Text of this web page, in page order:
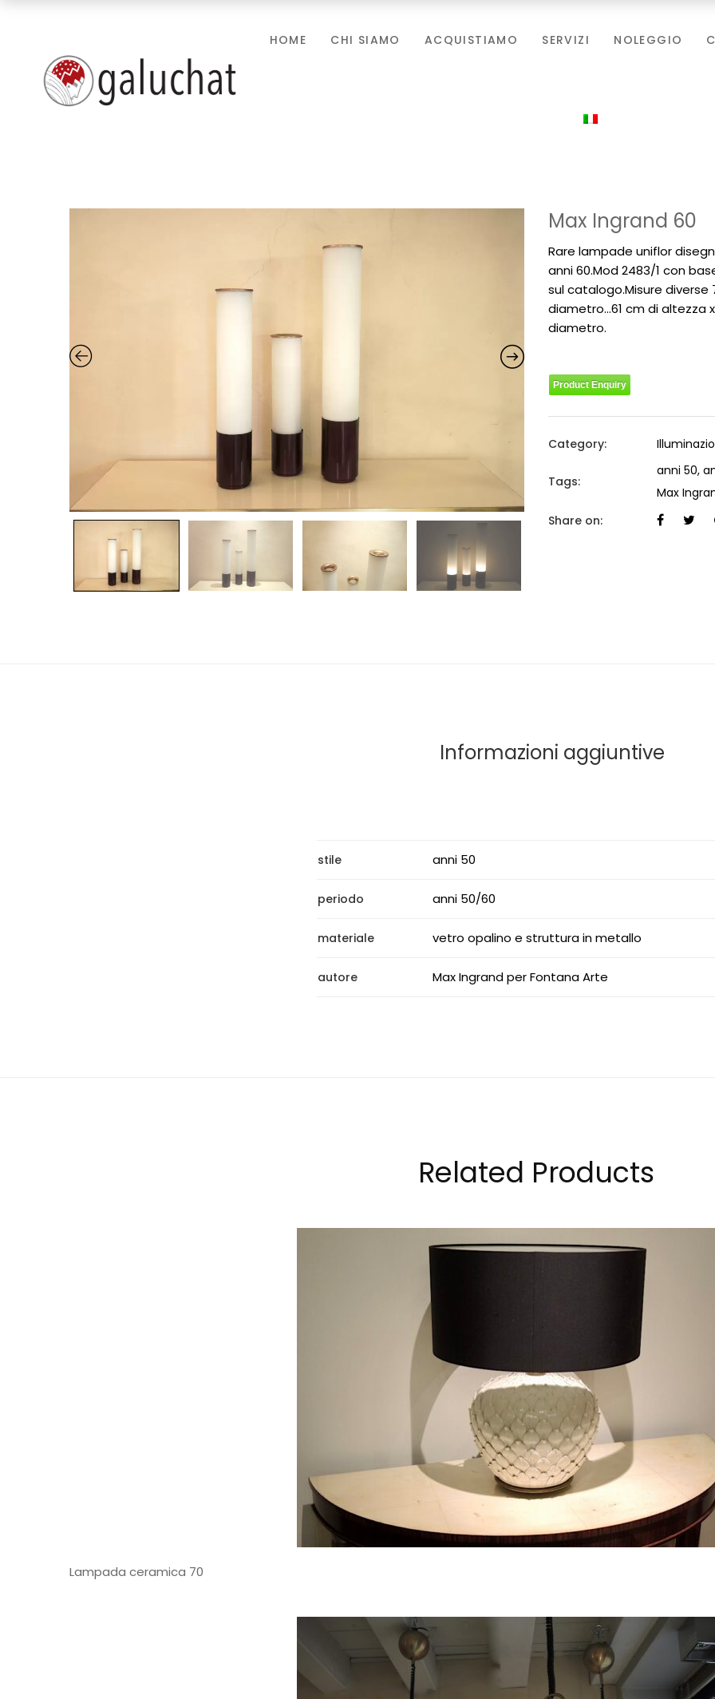
HOME CHI SIAMO ACQUISTIAMO SERVIZI NOLEGGIO
Max Ingrand 60
Rare lampade uniflor
anni 60.Mod 2483/1 con
sul catalogo.Misure
diametro…61 cm di altezza
diametro.
Product Enquiry
Category:
Tags:
anni 50,
Max
Share on:
Informazioni aggiuntive
stile anni 50
periodo anni 50/60
materiale vetro opalino e struttura in metallo
autore Max Ingrand per Fontana Arte
Related Products
Lampada ceramica 70